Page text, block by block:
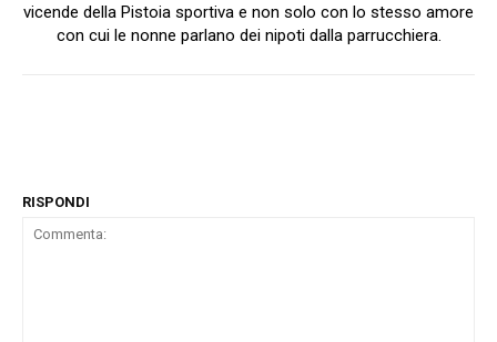
vicende della Pistoia sportiva e non solo con lo stesso amore
con cui le nonne parlano dei nipoti dalla parrucchiera.
RISPONDI